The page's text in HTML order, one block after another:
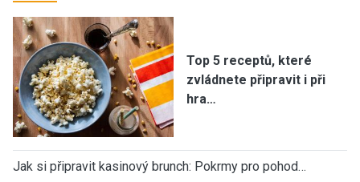
Top 5 receptů, které
zvládnete připravit i při
hra…
Jak si připravit kasinový brunch: Pokrmy pro pohod…